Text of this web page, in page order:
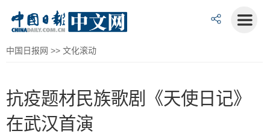
中国日报网 >> 文化滚动
抗疫题材民族歌剧《天使日记》
在武汉首演